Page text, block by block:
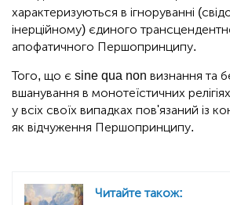
характеризуються в ігноруванні
інерційному) єдиного
апофатичного Першопринципу.
Того, що є sine qua non визнання та
вшанування в монотеїстичних
у всіх своїх випадках пов'язаний із
як відчуження Першопринципу.
Читайте також: